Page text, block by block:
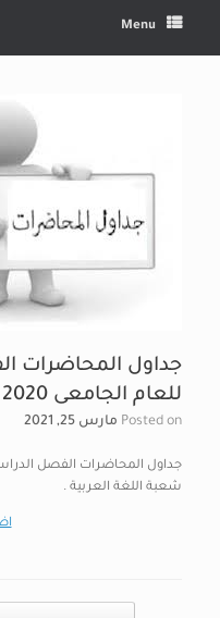
Menu
جداول المحاضرات
للعام الجامعى 2020 / 2021م
Posted on مارس 25, 2021
شعبة اللغة العربية .